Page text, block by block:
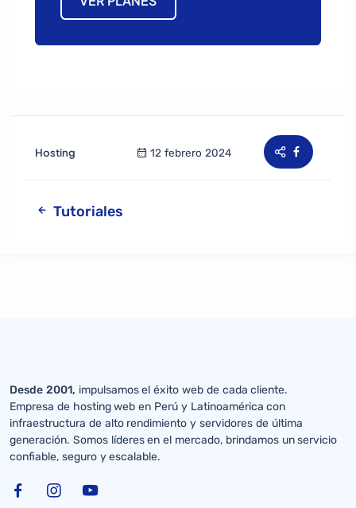
Hosting 12 febrero 2024
Tutoriales
Desde 2001, impulsamos el éxito web de cada cliente.
Empresa de hosting web en Perú y Latinoamérica con
infraestructura de alto rendimiento y servidores de última
generación. Somos líderes en el mercado, brindamos un servicio
confiable, seguro y escalable.